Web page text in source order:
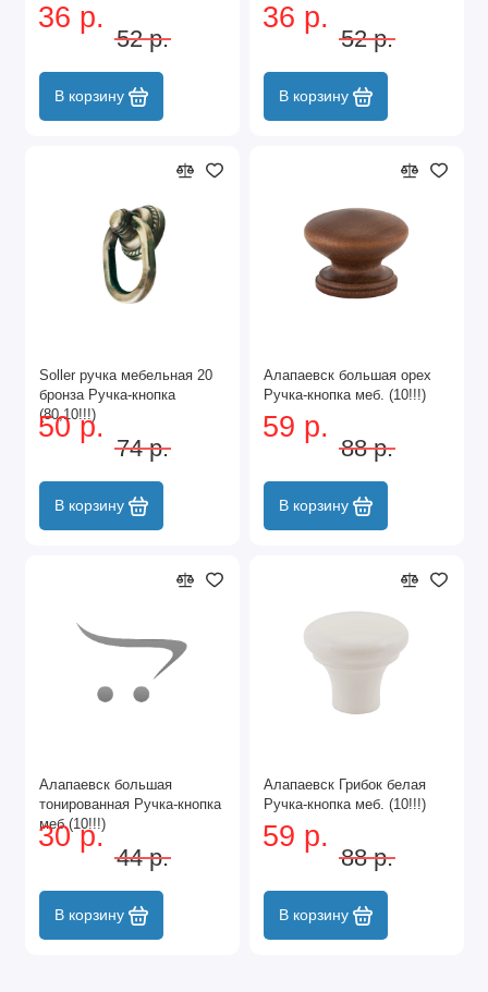
36 р.
52 р.
В корзину
36 р.
52 р.
В корзину
Soller ручка мебельная 20
бронза Ручка-кнопка
(80,10!!!)
50 р.
74 р.
В корзину
Алапаевск большая орех
Ручка-кнопка меб. (10!!!)
59 р.
88 р.
В корзину
Алапаевск большая
тонированная Ручка-кнопка
меб.(10!!!)
30 р.
44 р.
В корзину
Алапаевск Грибок белая
Ручка-кнопка меб. (10!!!)
59 р.
88 р.
В корзину